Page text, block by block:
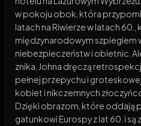
w pokoju obok, która
latach na Riwierze w latach 60.,
międzynarodowym szpiegiem
niebezpieczeństw i obietnic.
znika, Johna dręczą
pełnej przepychu i
kobiet i nikczemnych
Dzięki obrazom, które oddają
gatunkowi Eurospy z lat 60. i są